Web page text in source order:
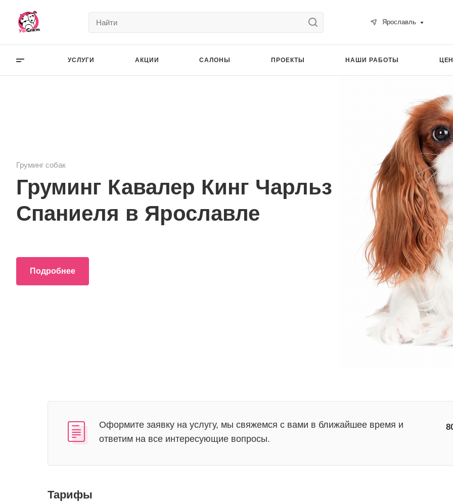
Ярославль
УСЛУГИ АКЦИИ САЛОНЫ ПРОЕКТЫ НАШИ РАБОТЫ
Груминг собак
Груминг Кавалер Кинг Чарльз
Спаниеля в Ярославле
Подробнее
Оформите заявку на услугу, мы свяжемся с вами в ближайшее время и
ответим на все интересующие вопросы.
Тарифы